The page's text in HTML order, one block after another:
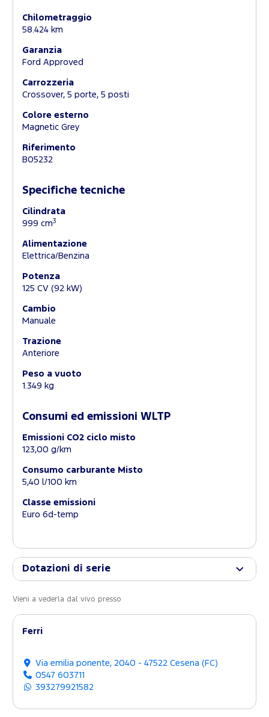
Chilometraggio
58.424 km
Garanzia
Ford Approved
Carrozzeria
Crossover, 5 porte, 5 posti
Colore esterno
Magnetic Grey
Riferimento
B05232
Specifiche tecniche
Cilindrata
999 cm3
Alimentazione
Elettrica/Benzina
Potenza
125 CV (92 kW)
Cambio
Manuale
Trazione
Anteriore
Peso a vuoto
1.349 kg
Consumi ed emissioni WLTP
Emissioni CO2 ciclo misto
123,00 g/km
Consumo carburante Misto
5,40 l/100 km
Classe emissioni
Euro 6d-temp
Dotazioni di serie
Vieni a vederla dal vivo presso
Ferri
Via emilia ponente, 2040 - 47522 Cesena (FC)
0547 603711
393279921582